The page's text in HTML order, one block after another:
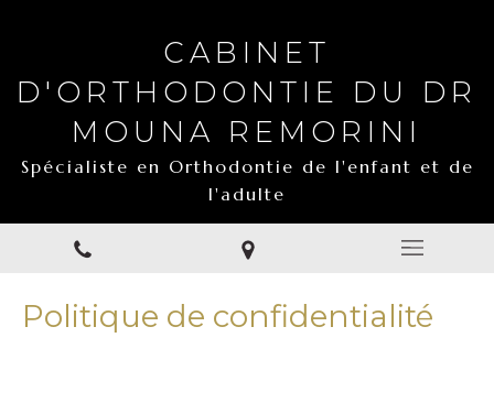
CABINET
D'ORTHODONTIE DU DR
MOUNA REMORINI
Spécialiste en Orthodontie de l'enfant et de
l'adulte
Politique de confidentialité